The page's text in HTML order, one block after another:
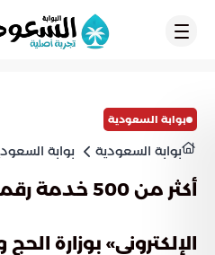
بوابة السعودية
بوابة السعودية بوابة
أكثر من 500
الإلكتروني» بوزارة